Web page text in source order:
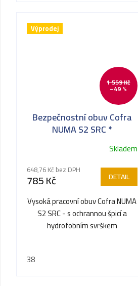
Výprodej
1 559 Kč
–49 %
Bezpečnostní obuv Cofra
NUMA S2 SRC *
Skladem
648,76 Kč bez DPH
785 Kč DETAIL
Vysoká pracovní obuv Cofra NUMA
S2 SRC - s ochrannou špicí a
hydrofobním svrškem
38